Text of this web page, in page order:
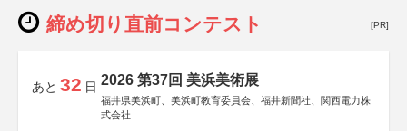
締め切り直前コンテスト [PR]
あと 32 日 2026 第37回 美浜美術展
福井県美浜町、美浜町教育委員会、福井新聞社、関西電力株
式会社